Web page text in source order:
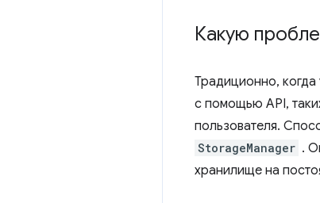
Какую
Традиционно, когда
с помощью API,
пользователя.
StorageManager .
хранилище на